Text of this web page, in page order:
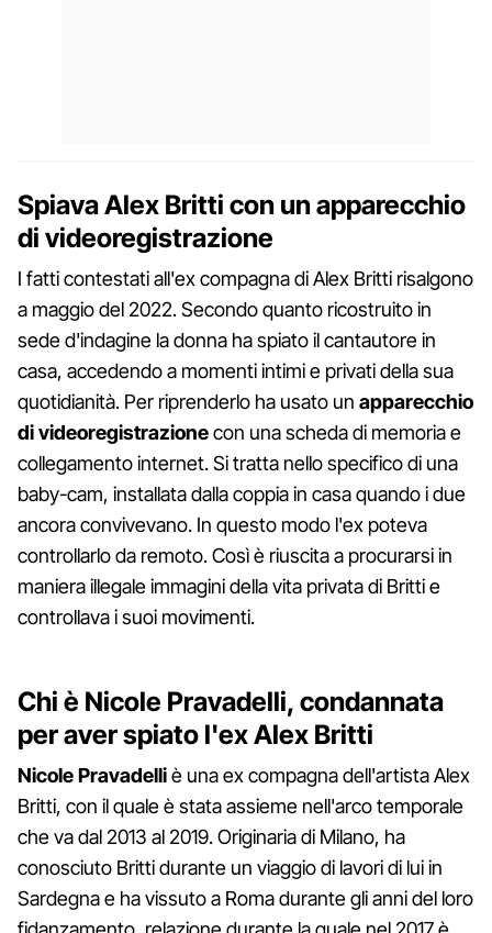
Spiava Alex Britti con un apparecchio
di videoregistrazione
I fatti contestati all'ex compagna di Alex Britti risalgono
a maggio del 2022. Secondo quanto ricostruito in
sede d'indagine la donna ha spiato il cantautore in
casa, accedendo a momenti intimi e privati della sua
quotidianità. Per riprenderlo ha usato un apparecchio
di videoregistrazionecon una scheda di memoria e
collegamento internet. Si tratta nello specifico di una
baby-cam, installata dalla coppia in casa quando i due
ancora convivevano. In questo modo l'ex poteva
controllarlo da remoto. Così è riuscita a procurarsi in
maniera illegale immagini della vita privata di Britti e
controllava i suoi movimenti.
Chi è Nicole Pravadelli, condannata
per aver spiato l'ex Alex Britti
Nicole Pravadelliè una ex compagna dell'artista Alex
Britti, con il quale è stata assieme nell'arco temporale
che va dal 2013 al 2019. Originaria di Milano, ha
conosciuto Britti durante un viaggio di lavori di lui in
Sardegna e ha vissuto a Roma durante gli anni del loro